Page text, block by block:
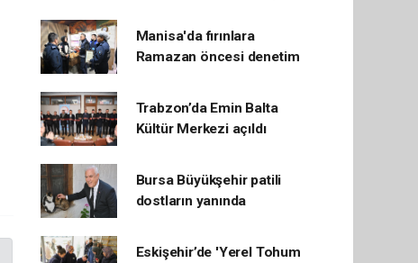
Manisa'da fırınlara
Ramazan öncesi denetim
Trabzon’da Emin Balta
Kültür Merkezi açıldı
Bursa Büyükşehir patili
dostların yanında
Eskişehir’de 'Yerel Tohum